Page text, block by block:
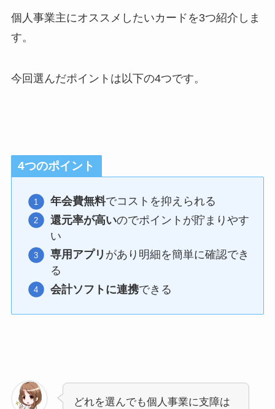
個人事業主にオススメしたいカードを3つ紹介しま
す。
今回選んだポイントは以下の4つです。
4つのポイント
年会費無料でコストを抑えられる
還元率が高いのでポイントが貯まりやす
い
専用アプリ があり明細を簡単に確認でき
る
会計ソフトに連携できる
どれを選んでも個人事業に支障は